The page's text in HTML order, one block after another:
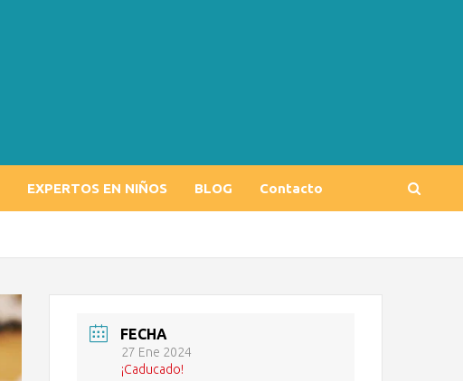
EXPERTOS EN NIÑOS BLOG Contacto
FECHA
27 Ene 2024
¡Caducado!